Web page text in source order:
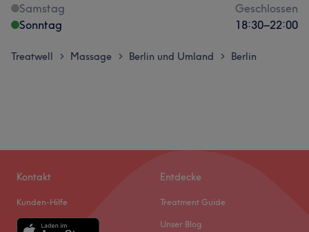
Samstag
Geschlossen
Sonntag
18:30–22:00
Treatwell > Massage > Berlin und Umland > Berlin
Kontakt
Kunden-Hilfe
Entdecke
Treatment Guide
Unser Blog